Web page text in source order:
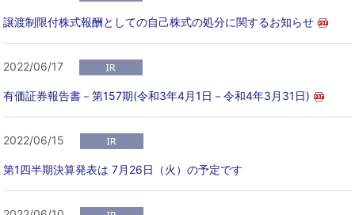
譲渡制限付株式報酬としての自己株式の処分に関するお知らせ
2022/06/17
有価証券報告書－第157期(令和3年4月1日－令和4年3月31日)
2022/06/15
第1四半期決算発表は 7月26日（火）の予定です